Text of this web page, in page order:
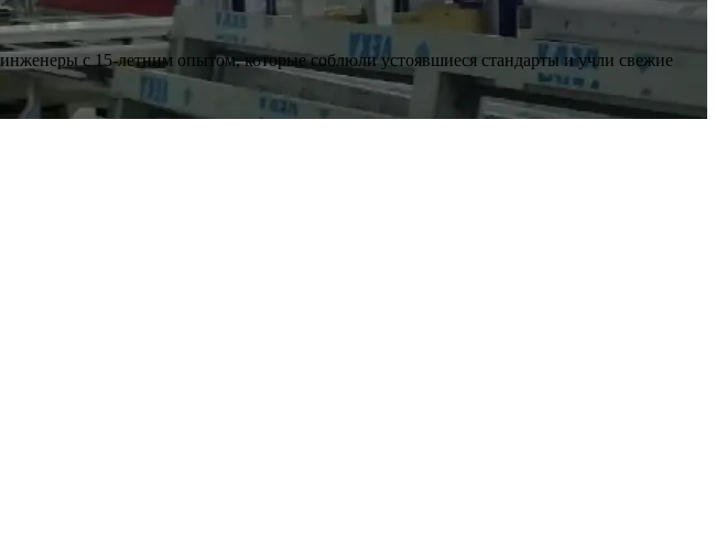
с 15-летним опытом, которые соблюли устоявшиеся стандарты и учли свежие